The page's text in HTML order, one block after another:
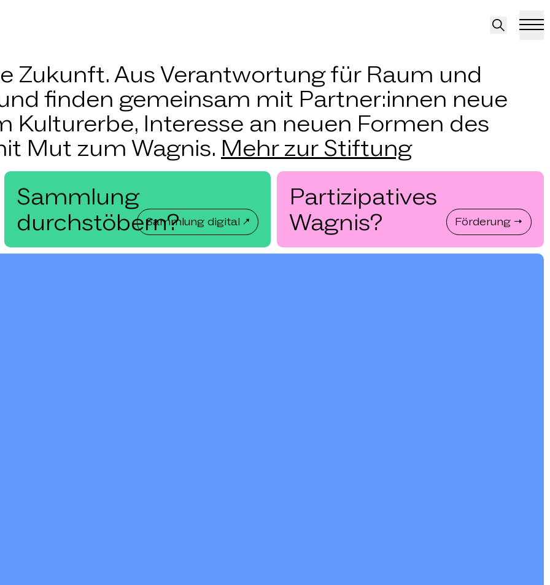
Zukunft. Aus Verantwortung für Raum und
finden gemeinsam mit Partner:innen neue
Kulturerbe, Interesse an neuen Formen des
Mut zum Wagnis. Mehr zur Stiftung
Sammlung
durchstöbern?Sammlung digital ↗
Partizipatives
Wagnis?
Förderung →